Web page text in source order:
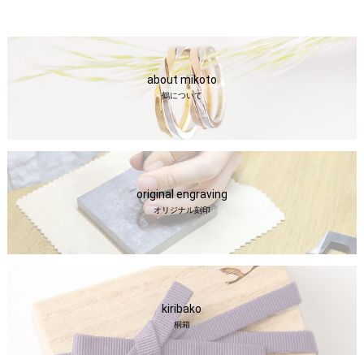
about mikoto
鶴について
original engraving
オリジナル刻印
kiribako
桐箱